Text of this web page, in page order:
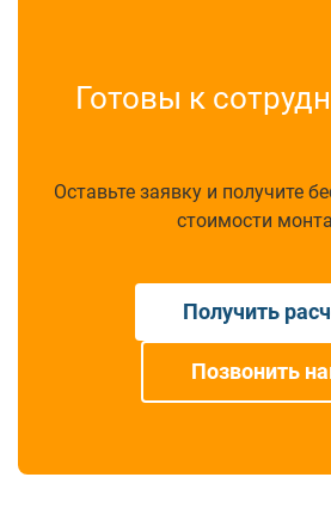
Готовы к
Оставьте заявку и получите
стоимости
Получить
Позвонить